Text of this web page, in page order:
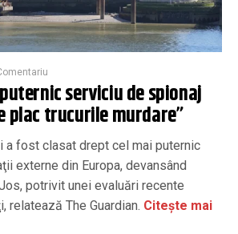
serviciu de spionaj
plac trucurile murdare”
a fost clasat drept cel mai puternic
externe din Europa, devansând
potrivit unei evaluări recente
relatează The Guardian. Citește mai